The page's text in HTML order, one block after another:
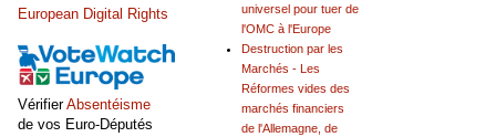
universel pour tuer de
l'OMC à l'Europe
Destruction par les
Marchés - Les
Réformes vides des
marchés financiers
de l'Allemagne, de
European Digital Rights
VérifierAbsentéisme
de vos Euro-Députés